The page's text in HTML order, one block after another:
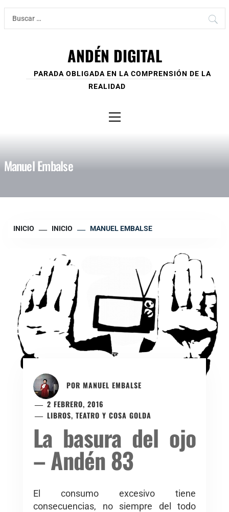
Ir
contenido
Buscar:
ANDÉN DIGITAL
PARADA OBLIGADA EN LA COMPRENSIÓN DE LA
REALIDAD
principal
Manuel Embalse
INICIO INICIO MANUEL EMBALSE
POR MANUEL EMBALSE
2 FEBRERO, 2016
LIBROS, TEATRO Y COSA GOLDA
La basura del ojo
– Andén 83
El consumo excesivo tiene
consecuencias, no siempre del todo